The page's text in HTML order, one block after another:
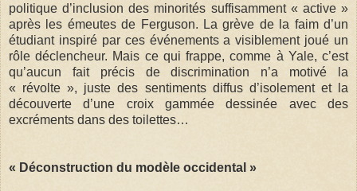
politique d’inclusion des minorités suffisamment « active »
après les émeutes de Ferguson. La grève de la faim d’un
étudiant inspiré par ces événements a visiblement joué un
rôle déclencheur. Mais ce qui frappe, comme à Yale, c’est
qu’aucun fait précis de discrimination n’a motivé la
« révolte », juste des sentiments diffus d’isolement et la
découverte d’une croix gammée dessinée avec des
excréments dans des toilettes…
« Déconstruction du modèle occidental »